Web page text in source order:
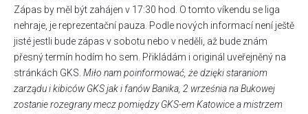
Zápas by měl být zahájen v 17:30 hod. O tomto víkendu se liga
nehraje, je reprezentační pauza. Podle nových informací není ještě
jisté jestli bude zápas v sobotu nebo v neděli, až bude znám
přesný termín hodím ho sem. Přikládám i originál uveřejněný na
stránkách GKS. Miło nam poinformować, że dzięki staraniom
zarządu i kibiców GKS jak i fanów Banika, 2 września na Bukowej
zostanie rozegrany mecz pomiędzy GKS-em Katowice a mistrzem